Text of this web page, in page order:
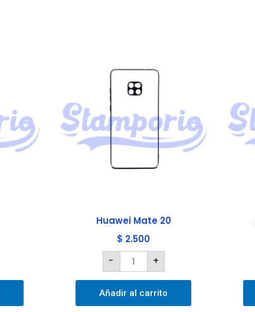
Huawei Mate 20
$ 2.500
-
20
cantidad
+
Añadir al carrito